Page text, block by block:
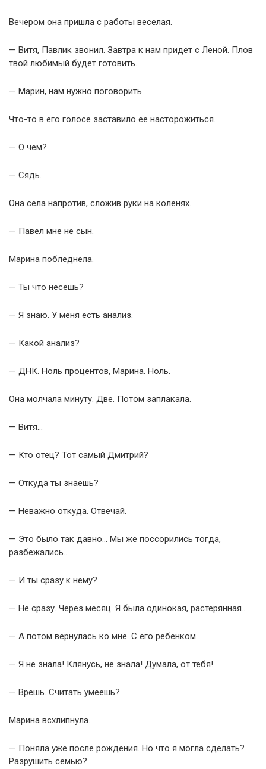
Вечером она пришла с работы веселая.
— Витя, Павлик звонил. Завтра к нам придет с Леной. Плов
твой любимый будет готовить.
— Марин, нам нужно поговорить.
Что-то в его голосе заставило ее насторожиться.
— О чем?
— Сядь.
Она села напротив, сложив руки на коленях.
— Павел мне не сын.
Марина побледнела.
— Ты что несешь?
— Я знаю. У меня есть анализ.
— Какой анализ?
— ДНК. Ноль процентов, Марина. Ноль.
Она молчала минуту. Две. Потом заплакала.
— Витя…
— Кто отец? Тот самый Дмитрий?
— Откуда ты знаешь?
— Неважно откуда. Отвечай.
— Это было так давно… Мы же поссорились тогда,
разбежались…
— И ты сразу к нему?
— Не сразу. Через месяц. Я была одинокая, растерянная…
— А потом вернулась ко мне. С его ребенком.
— Я не знала! Клянусь, не знала! Думала, от тебя!
— Врешь. Считать умеешь?
Марина всхлипнула.
— Поняла уже после рождения. Но что я могла сделать?
Разрушить семью?